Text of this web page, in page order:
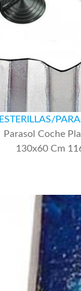
ESTERILLAS/
Parasol Coche
130x60 Cm